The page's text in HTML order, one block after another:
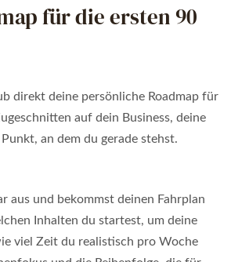
für die ersten 90
direkt deine persönliche Roadmap für
auf dein Business, deine
an dem du gerade stehst.
aus und bekommst deinen Fahrplan
Inhalten du startest, um deine
viel Zeit du realistisch pro Woche